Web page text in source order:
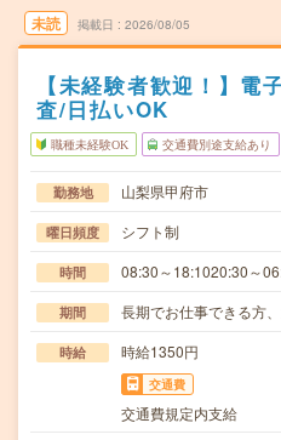
未読 掲載日 2026/08/05
【未経験者歓迎！】電
査/日払いOK
職種未経験OK 交通費別途支給あり
勤務地 山梨県甲府市
曜日頻度 シフト制
時間 08:30～18:1020:30～
期間 長期でお仕事できる方、
時給 時給1350円
交通費
交通費規定内支給